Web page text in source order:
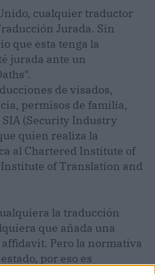
cualquier traductor
Jurada. Sin
que esta tenga la
jurada ante un
de visados,
permisos de familia,
(Security Industry
quien realiza la
al Chartered Institute of
of Translation and
la traducción
que añada una
Pero la normativa
por eso es